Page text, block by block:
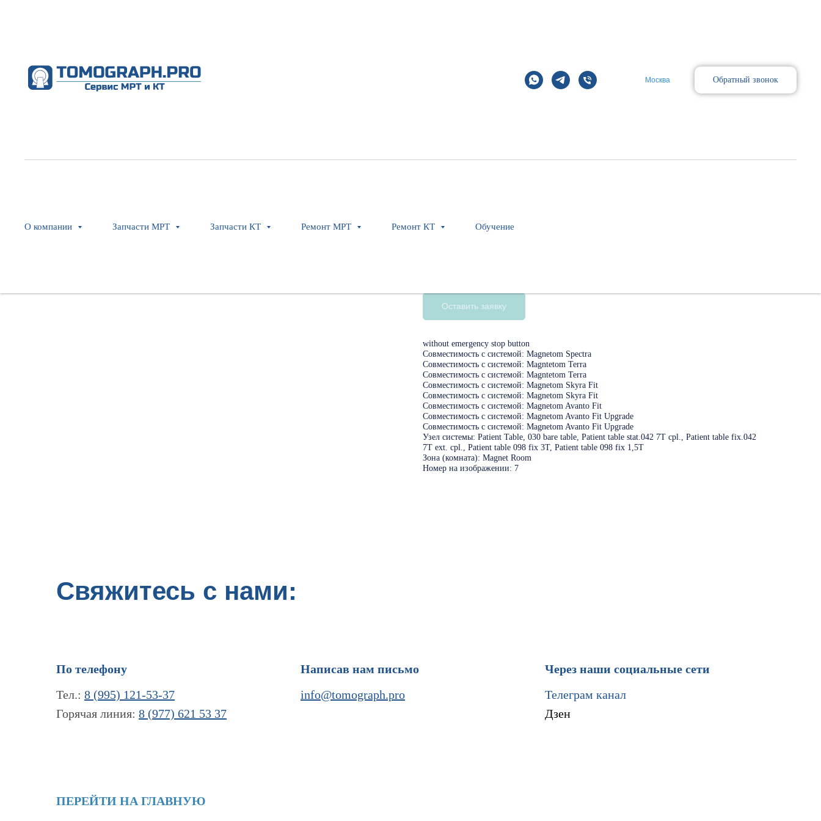
Москва Обратный звонок
О компании Запчасти МРТ Запчасти КТ Ремонт МРТ Ремонт КТ Обучение
Оставить заявку
without emergency stop button
Совместимость с системой: Magnetom Spectra
Совместимость с системой: Magntetom Terra
Совместимость с системой: Magntetom Terra
Совместимость с системой: Magnetom Skyra Fit
Совместимость с системой: Magnetom Skyra Fit
Совместимость с системой: Magnetom Avanto Fit
Совместимость с системой: Magnetom Avanto Fit Upgrade
Совместимость с системой: Magnetom Avanto Fit Upgrade
Узел системы: Patient Table, 030 bare table, Patient table stat.042 7T cpl., Patient table fix.042
7T ext. cpl., Patient table 098 fix 3T, Patient table 098 fix 1,5T
Зона (комната): Magnet Room
Номер на изображении: 7
Свяжитесь с нами:
По телефону
Тел.: 8 (995) 121-53-37
Горячая линия: 8 (977) 621 53 37
Написав нам письмо
info@tomograph.pro
Через наши социальные сети
Телеграм канал
Дзен
ПЕРЕЙТИ НА ГЛАВНУЮ